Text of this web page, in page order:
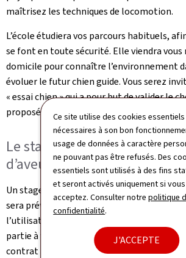
Ce site utilise des cookies essentiels
nécessaires à son bon
usage de données à caractère
ne pouvant pas être refusés. Des
essentiels sont utilisés à des fins
et seront activés uniquement si
acceptez. Consulter notrepolitique
confidentialité.
J'ACCEPTE
maîtrisez les techniques de locomotion.
L’école étudiera vos parcours habituels, afin
se font en toute sécurité. Elle viendra
domicile pour connaître l’environnement
évoluer le futur chien guide. Vous serez
« essai chien » qui a pour but de valider le
proposé par les éducateurs.
Le stage et la remise du chien
d’aveugle
Un stage de 2 à 3 semaines, dont la date
sera prévu afin de vous former, ainsi que
l’utilisation du chien. Il se déroulera en
partie à votre domicile. A la fin du stage
contrat avec l’école de chiens guides